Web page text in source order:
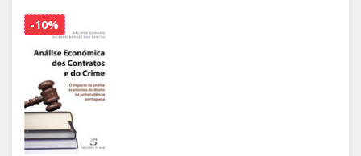
-10%